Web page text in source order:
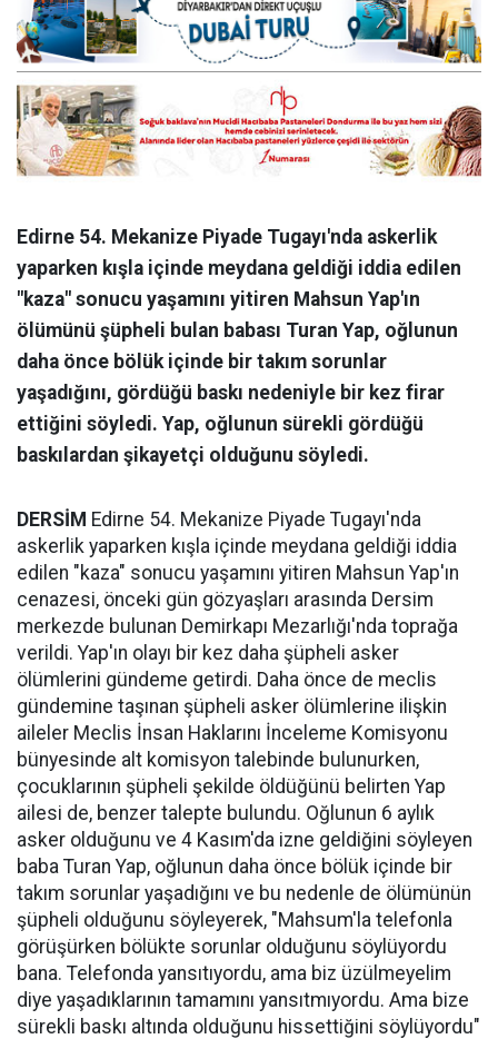
Edirne 54. Mekanize Piyade Tugayı'nda askerlik
yaparken kışla içinde meydana geldiği iddia edilen
"kaza" sonucu yaşamını yitiren Mahsun Yap'ın
ölümünü şüpheli bulan babası Turan Yap, oğlunun
daha önce bölük içinde bir takım sorunlar
yaşadığını, gördüğü baskı nedeniyle bir kez firar
ettiğini söyledi. Yap, oğlunun sürekli gördüğü
baskılardan şikayetçi olduğunu söyledi.
DERSİM Edirne 54. Mekanize Piyade Tugayı'nda
askerlik yaparken kışla içinde meydana geldiği iddia
edilen "kaza" sonucu yaşamını yitiren Mahsun Yap'ın
cenazesi, önceki gün gözyaşları arasında Dersim
merkezde bulunan Demirkapı Mezarlığı'nda toprağa
verildi. Yap'ın olayı bir kez daha şüpheli asker
ölümlerini gündeme getirdi. Daha önce de meclis
gündemine taşınan şüpheli asker ölümlerine ilişkin
aileler Meclis İnsan Haklarını İnceleme Komisyonu
bünyesinde alt komisyon talebinde bulunurken,
çocuklarının şüpheli şekilde öldüğünü belirten Yap
ailesi de, benzer talepte bulundu. Oğlunun 6 aylık
asker olduğunu ve 4 Kasım'da izne geldiğini söyleyen
baba Turan Yap, oğlunun daha önce bölük içinde bir
takım sorunlar yaşadığını ve bu nedenle de ölümünün
şüpheli olduğunu söyleyerek, "Mahsum'la telefonla
görüşürken bölükte sorunlar olduğunu söylüyordu
bana. Telefonda yansıtıyordu, ama biz üzülmeyelim
diye yaşadıklarının tamamını yansıtmıyordu. Ama bize
sürekli baskı altında olduğunu hissettiğini söylüyordu"